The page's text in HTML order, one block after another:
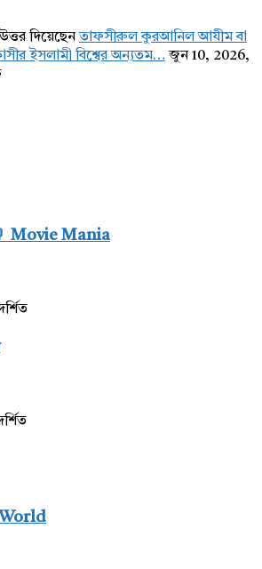
দিয়েছেনতাফসীরুল কুরআনিল আযীম বা
ইসলামী বিশ্বের অন্যতম… জুন 10, 2026,
Movie Mania